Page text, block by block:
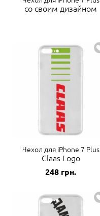
со своим дизайном
Чехол для iPhone 7 Plus
Claas Logo
248 грн.